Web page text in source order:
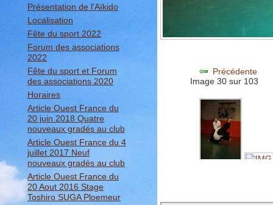
Présentation de l'Aïkido
Localisation
Fête du sport 2022
Forum des associations
2022
Fête du sport et Forum
des associations 2020
Horaires
Article Ouest France du
20 juin 2018 Quatre
nouveaux gradés au club
Article Ouest France du 4
juillet 2017 Neuf
nouveaux gradés au club
Article Ouest France du
20 Aout 2016 Stage
Toshiro SUGA Ploemeur
Précédente
Image 30 sur 103